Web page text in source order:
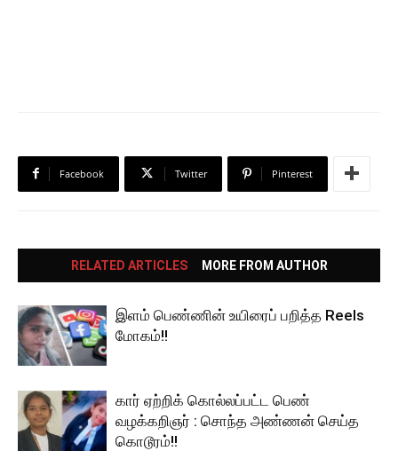
Facebook Twitter Pinterest
RELATED ARTICLES MORE FROM AUTHOR
இளம் பெண்ணின் உயிரைப் பறித்த Reels
மோகம்!!
கார் ஏற்றிக் கொல்லப்பட்ட பெண்
வழக்கறிஞர் : சொந்த அண்ணன் செய்த
கொடூரம்!!